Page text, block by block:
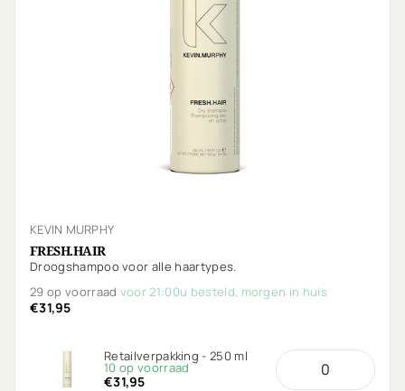
KEVIN MURPHY
FRESH.HAIR
Droogshampoo voor alle haartypes.
29 op voorraad voor 21:00u besteld, morgen in huis
€31,95
Retailverpakking - 250 ml
10 op voorraad
€31,95